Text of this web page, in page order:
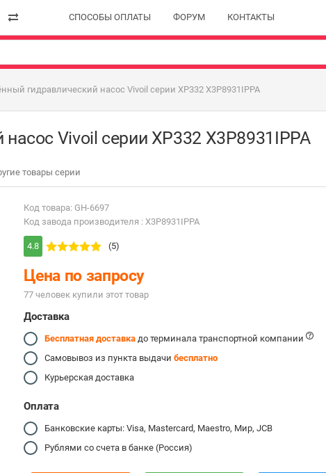
СПОСОБЫ ОПЛАТЫ ФОРУМ КОНТАКТЫ
гидравлический насос Vivoil серии XP332 X3P8931IPPA
Vivoil серии XP332 X3P8931IPPA
товары серии
Код товара: GH-6697
Код завода производителя : X3P8931IPPA
4.8 (5)
Цена по запросу
77 человек купили этот товар
Доставка
Бесплатная доставка до терминала транспортной компании
Самовывоз из пункта выдачибесплатно
Курьерская доставка
Оплата
Банковские карты: Visa, Mastercard, Maestro, Мир, JCB
Рублями со счета в банке (Россия)